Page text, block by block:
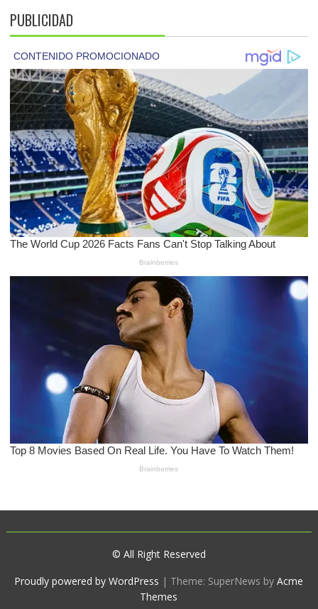
PUBLICIDAD
© All Right Reserved
Proudly powered by WordPress | Theme: SuperNews byAcme
Themes